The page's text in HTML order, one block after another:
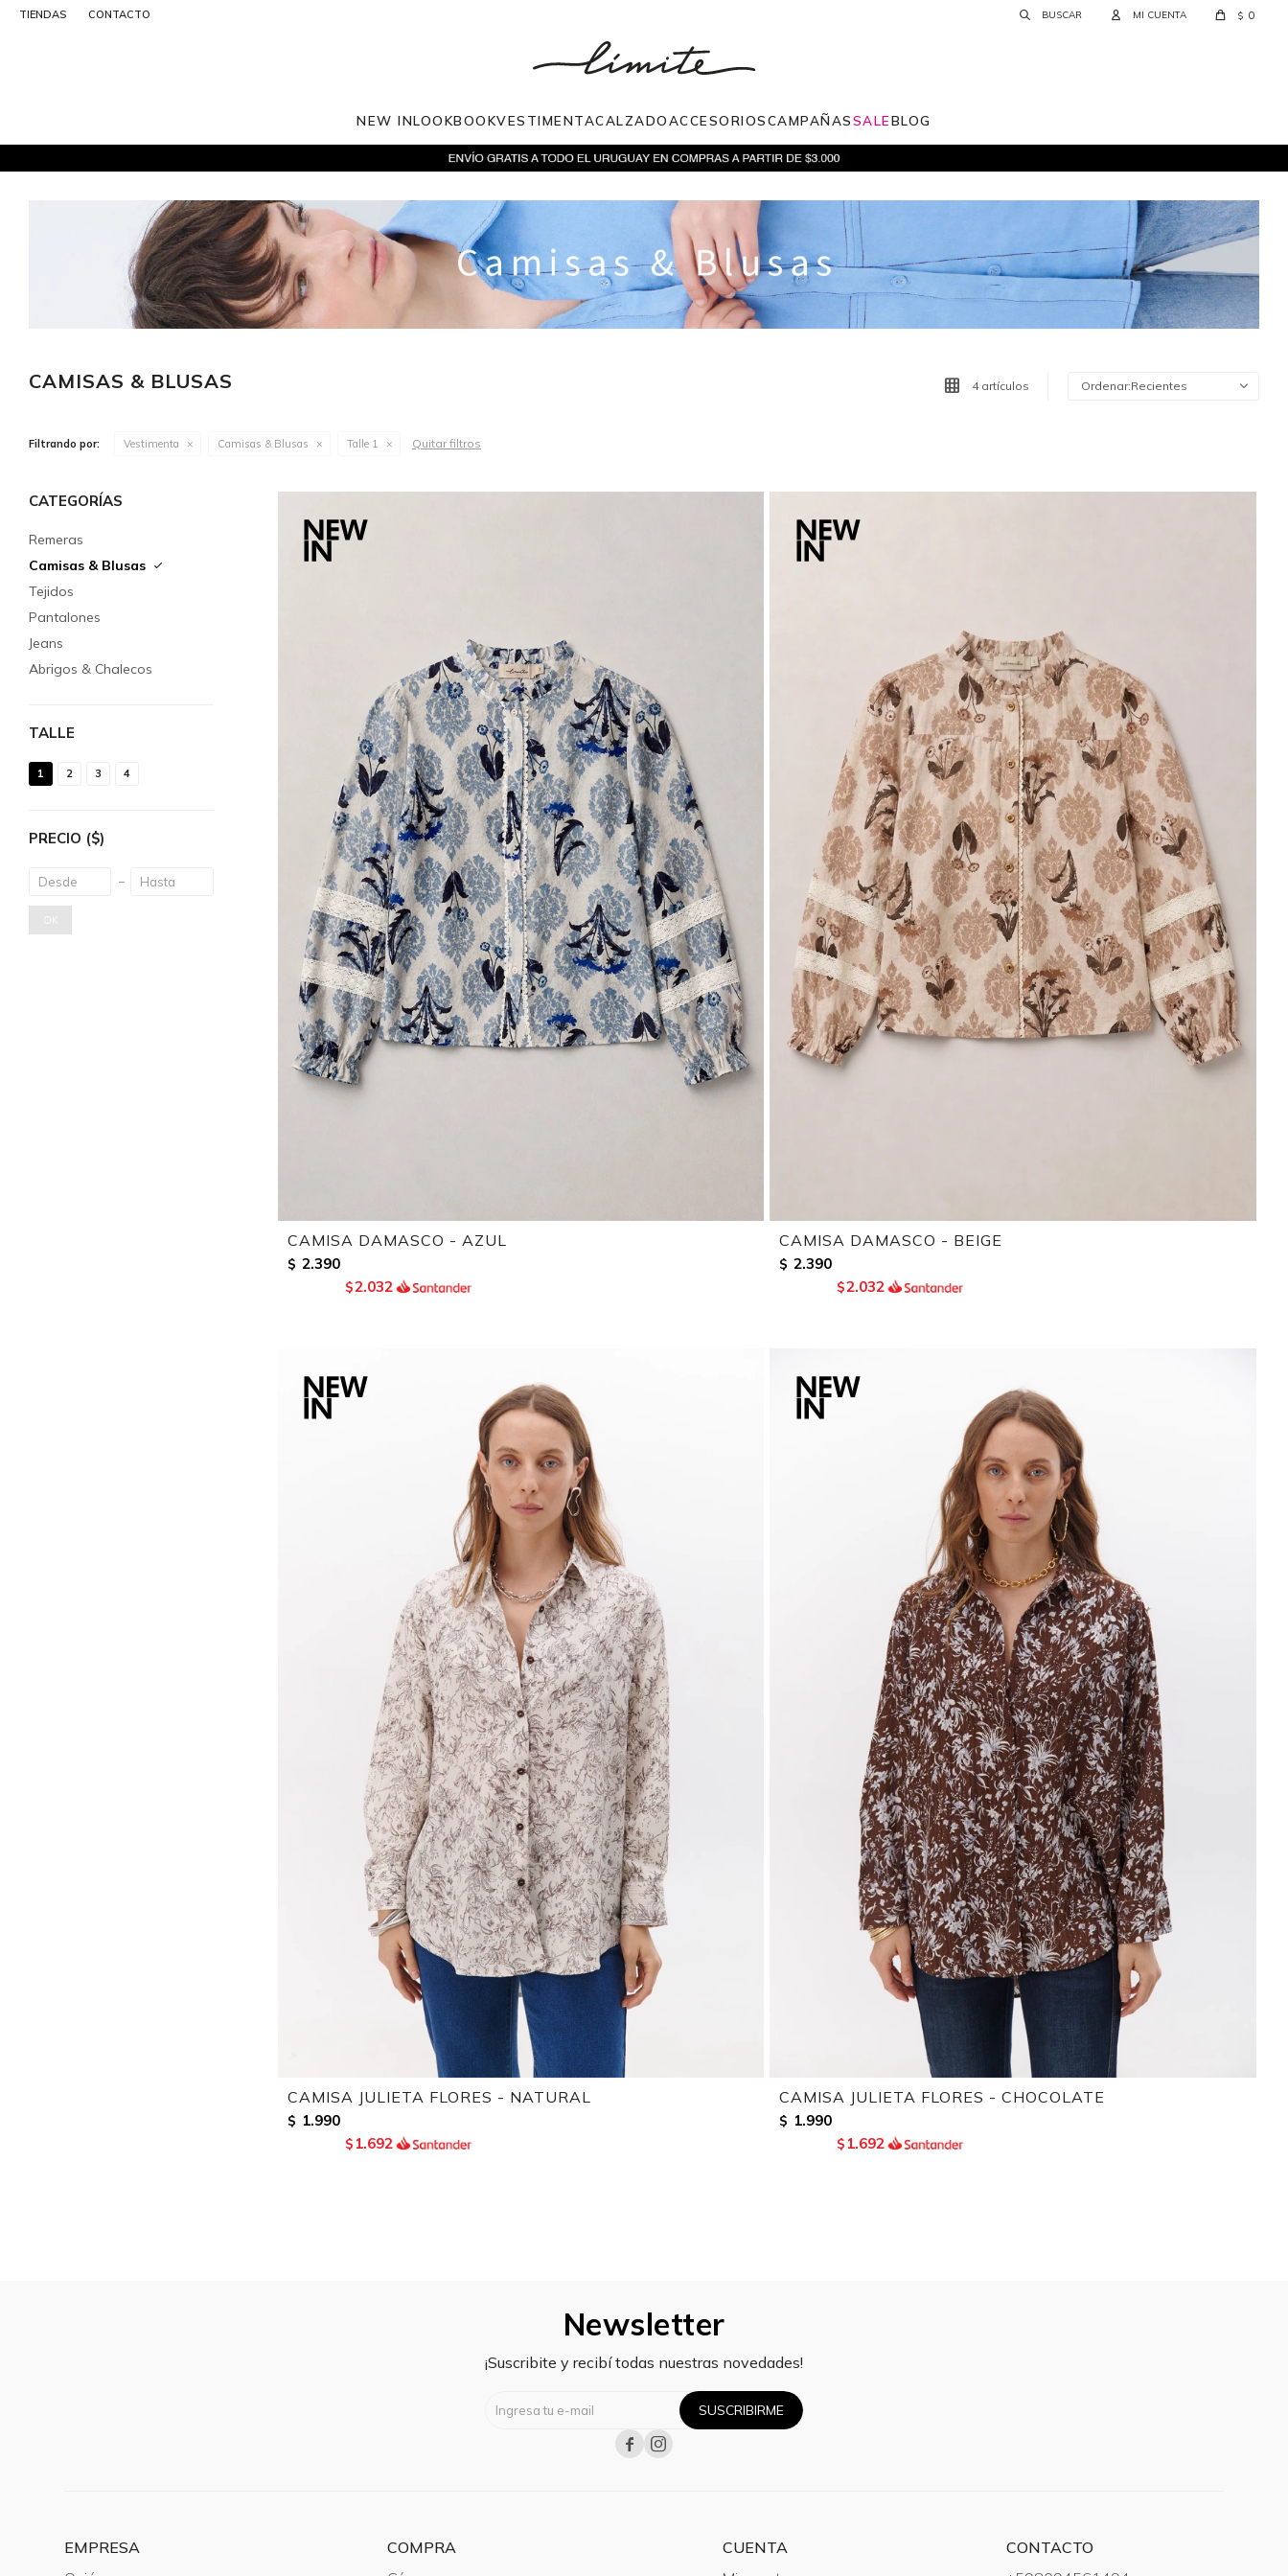
NEW INLOOKBOOKVESTIMENTACALZADOACCESORIOSCAMPAÑASSALEBLOG
TIENDAS CONTACTO $ 0
CAMISAS & BLUSAS 4 artículos Recientes
Filtrando por: Vestimenta Camisas & Blusas Talle 1 Quitar filtros
CAMISA DAMASCO - AZUL
$ 2.390
$2.032
CAMISA DAMASCO - BEIGE
$ 2.390
$2.032
CAMISA JULIETA FLORES - NATURAL
$ 1.990
$ 1.692
CAMISA JULIETA FLORES - CHOCOLATE
$ 1.990
$ 1.692
CATEGORÍAS
Remeras
Camisas & Blusas
Tejidos
Pantalones
Jeans
Abrigos & Chalecos
TALLE
1 2 3 4
PRECIO ($)
OK
Newsletter
¡Suscribite y recibí todas nuestras novedades!
SUSCRIBIRME
 
EMPRESA
COMPRA
CUENTA
CONTACTO